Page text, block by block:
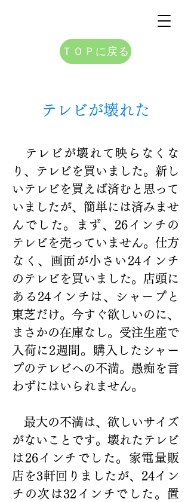
ＴＯＰに戻る
テレビが壊れた
テレビが壊れて映らなくな
り、テレビを買いました。新し
いテレビを買えば済むと思って
いましたが、簡単には済みませ
んでした。まず、26インチの
テレビを売っていません。仕方
なく、画面が小さい24インチ
のテレビを買いました。店頭に
ある24インチは、シャープと
東芝だけ。今すぐ欲しいのに、
まさかの在庫なし。受注生産で
入荷に2週間。購入したシャー
プのテレビへの不満。愚痴を言
わずにはいられません。
最大の不満は、欲しいサイズ
がないことです。壊れたテレビ
は26インチでした。家電量販
店を3軒回りましたが、24イン
チの次は32インチでした。置